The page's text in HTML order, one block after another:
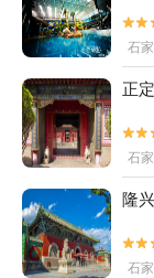
石
正
石
隆
石